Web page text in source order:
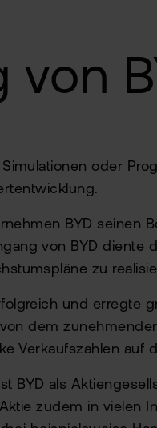
von
oder
BYD seinen
von BYD diente
zu
und erregte
dem
Verkaufszahlen auf
BYD als
zudem in vielen